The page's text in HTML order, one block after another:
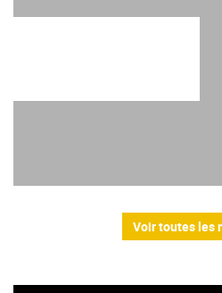
Voir toutes les